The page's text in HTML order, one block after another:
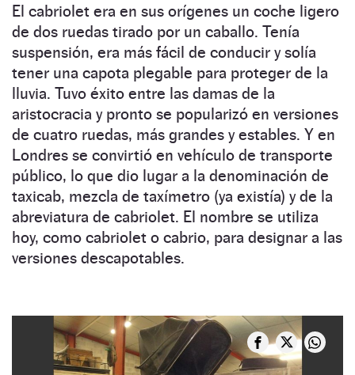
El cabriolet era en sus orígenes un coche ligero
de dos ruedas tirado por un caballo. Tenía
suspensión, era más fácil de conducir y solía
tener una capota plegable para proteger de la
lluvia. Tuvo éxito entre las damas de la
aristocracia y pronto se popularizó en versiones
de cuatro ruedas, más grandes y estables. Y en
Londres se convirtió en vehículo de transporte
público, lo que dio lugar a la denominación de
taxicab, mezcla de taxímetro (ya existía) y de la
abreviatura de cabriolet. El nombre se utiliza
hoy, como cabriolet o cabrio, para designar a las
versiones descapotables.